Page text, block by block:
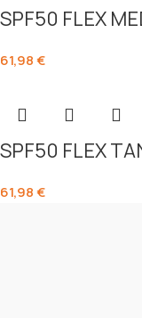
SPF50 FLEX
61,98€
SPF50 FLEX
61,98€